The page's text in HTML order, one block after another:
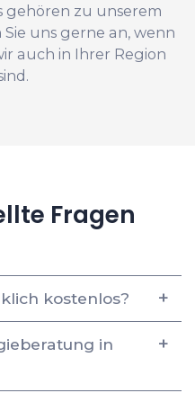
gehören zu unserem
uns gerne an, wenn
auch in Ihrer Region
Fragen
kostenlos?
in